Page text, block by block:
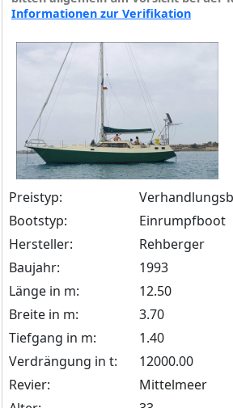
Informationen zur Verifikation
Preistyp:
Bootstyp:
Einrumpfboot
Hersteller:
Rehberger
Baujahr:
1993
Länge in m:
12.50
Breite in m:
3.70
Tiefgang in m:
1.40
Verdrängung in t:
12000.00
Revier:
Mittelmeer